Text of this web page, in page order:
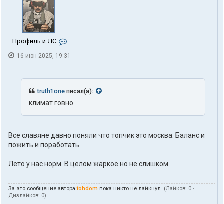
Профиль и ЛС:
н
к
т
п
з
о
а
т
л
я
16 июн 2025, 19:31
truth1one писал(а):
климат говно
Все славяне давно поняли что топчик это москва. Баланс и
пожить и поработать.
Лето у нас норм. В целом жаркое но не слишком
За это сообщение автораtohdom пока никто не лайкнул. (Лайков: 0 ·
Дизлайков: 0)